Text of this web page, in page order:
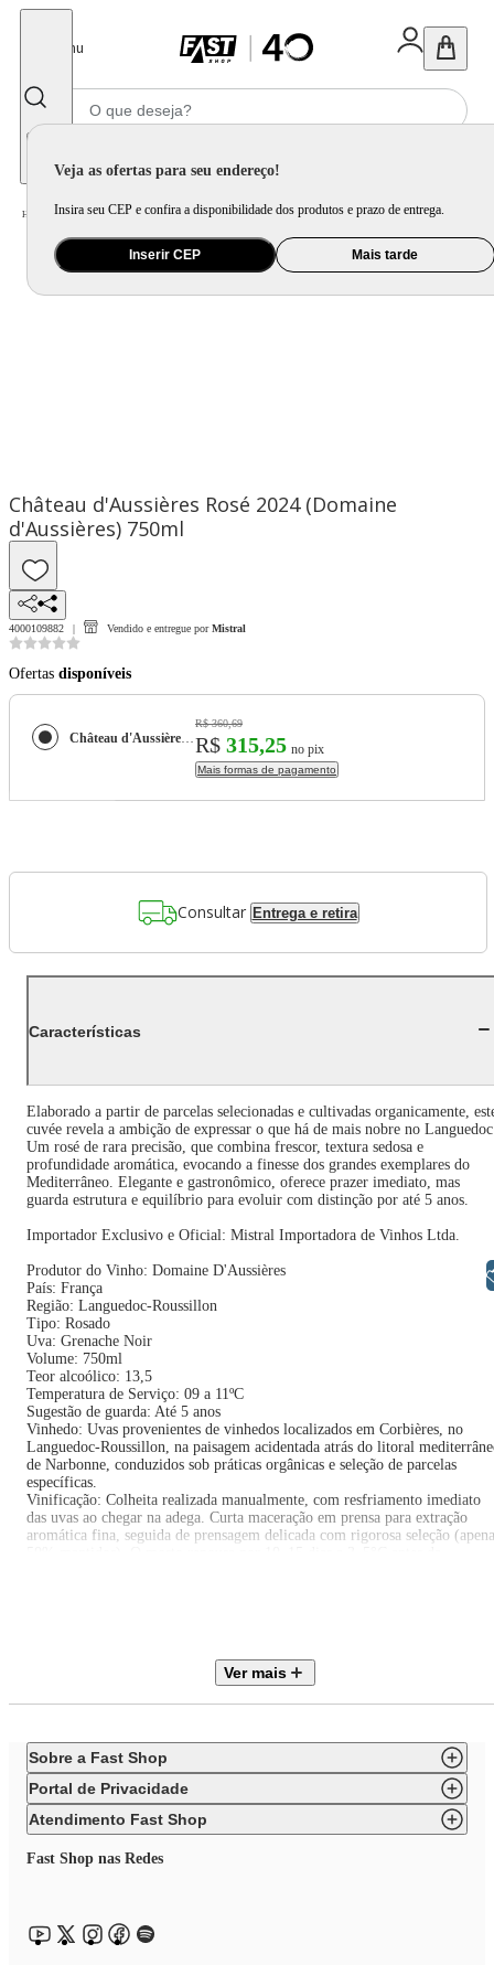
Menu
Veja as ofertas para seu endereço!
Insira seu CEP e confira a disponibilidade dos produtos e prazo de entrega.
Inserir CEP Mais tarde
Home Mercado / Bebida Vinho
Château d'Aussières Rosé 2024 (Domaine
d'Aussières) 750ml
4000109882 Vendido e entregue por Mistral
Ofertas disponíveis
Château d'Aussières Rosé 2024 (Domaine d'Aussières) 750ml
R$ 360,69
R$ 315,25 no pix
Mais formas de pagamento
Consultar Entrega e retira
Características
Elaborado a partir de parcelas selecionadas e cultivadas organicamente,
cuvée revela a ambição de expressar o que há de mais nobre no
Um rosé de rara precisão, que combina frescor, textura sedosa e
profundidade aromática, evocando a finesse dos grandes exemplares do
Mediterrâneo. Elegante e gastronômico, oferece prazer imediato, mas
guarda estrutura e equilíbrio para evoluir com distinção por até 5 anos.
Importador Exclusivo e Oficial: Mistral Importadora de Vinhos Ltda.
Produtor do Vinho: Domaine D'Aussières
País: França
Região: Languedoc-Roussillon
Tipo: Rosado
Uva: Grenache Noir
Volume: 750ml
Teor alcoólico: 13,5
Temperatura de Serviço: 09 a 11ºC
Sugestão de guarda: Até 5 anos
Vinhedo: Uvas provenientes de vinhedos localizados em Corbières, no
Languedoc-Roussillon, na paisagem acidentada atrás do litoral
de Narbonne, conduzidos sob práticas orgânicas e seleção de parcelas
específicas.
Vinificação: Colheita realizada manualmente, com resfriamento imediato
das uvas ao chegar na adega. Curta maceração em prensa para extração
aromática fina, seguida de prensagem delicada com rigorosa seleção
Pontuado por Wine Enthusiast em 2024: 92
Ver mais
Sobre a Fast Shop
Portal de Privacidade
Atendimento Fast Shop
Fast Shop nas Redes